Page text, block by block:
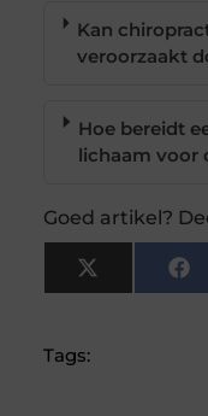
Kan
veroorzaakt
Hoe bereidt
lichaam voor
Goed artikel?
X
(Twitter)
Tags: